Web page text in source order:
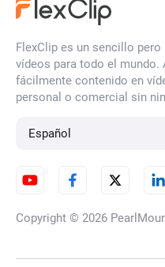
FlexClip es un sencillo
vídeos para todo el
fácilmente contenido en
personal o comercial sin
Español
Copyright © 2026